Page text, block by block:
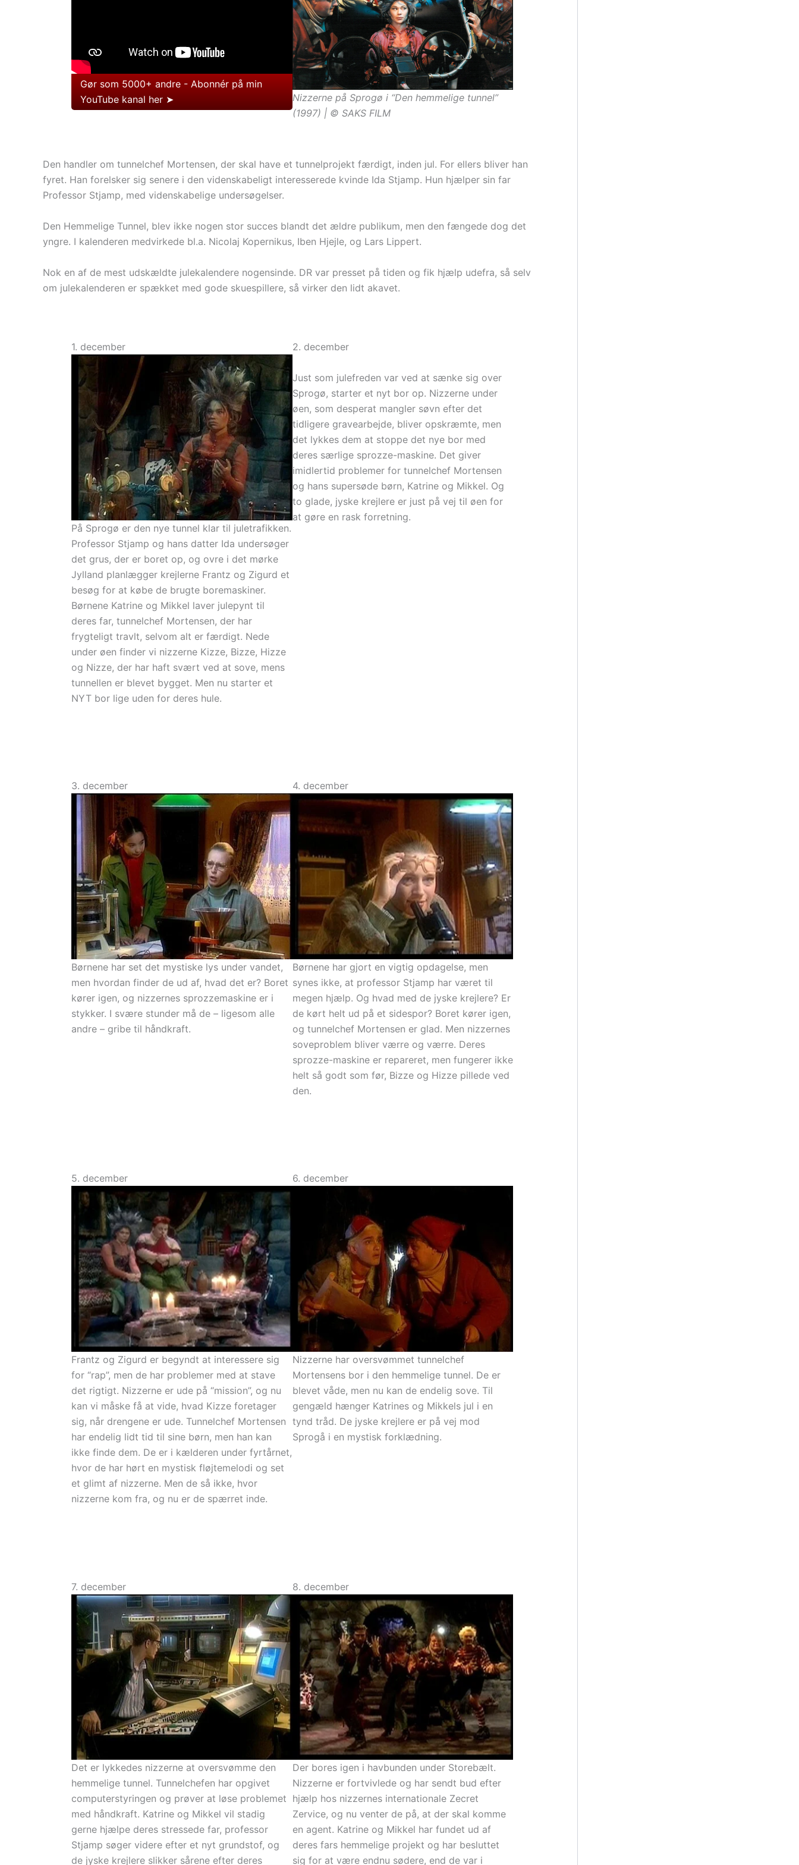
Gør som 5000+ andre - Abonnér på min
YouTube kanal her ➤
Nizzerne på Sprogø i “Den hemmelige tunnel”
(1997) | © SAKS FILM
Den handler om tunnelchef Mortensen, der skal have et tunnelprojekt færdigt, inden jul. For ellers bliver han
fyret. Han forelsker sig senere i den videnskabeligt interesserede kvinde Ida Stjamp. Hun hjælper sin far
Professor Stjamp, med videnskabelige undersøgelser.
Den Hemmelige Tunnel, blev ikke nogen stor succes blandt det ældre publikum, men den fængede dog det
yngre. I kalenderen medvirkede bl.a. Nicolaj Kopernikus, Iben Hjejle, og Lars Lippert.
Nok en af de mest udskældte julekalendere nogensinde. DR var presset på tiden og fik hjælp udefra, så selv
om julekalenderen er spækket med gode skuespillere, så virker den lidt akavet.
1. december
På Sprogø er den nye tunnel klar til juletrafikken.
Professor Stjamp og hans datter Ida undersøger
det grus, der er boret op, og ovre i det mørke
Jylland planlægger krejlerne Frantz og Zigurd et
besøg for at købe de brugte boremaskiner.
Børnene Katrine og Mikkel laver julepynt til
deres far, tunnelchef Mortensen, der har
frygteligt travlt, selvom alt er færdigt. Nede
under øen finder vi nizzerne Kizze, Bizze, Hizze
og Nizze, der har haft svært ved at sove, mens
tunnellen er blevet bygget. Men nu starter et
NYT bor lige uden for deres hule.
2. december
Just som julefreden var ved at sænke sig over
Sprogø, starter et nyt bor op. Nizzerne under
øen, som desperat mangler søvn efter det
tidligere gravearbejde, bliver opskræmte, men
det lykkes dem at stoppe det nye bor med
deres særlige sprozze-maskine. Det giver
imidlertid problemer for tunnelchef Mortensen
og hans supersøde børn, Katrine og Mikkel. Og
to glade, jyske krejlere er just på vej til øen for
at gøre en rask forretning.
3. december
Børnene har set det mystiske lys under vandet,
men hvordan finder de ud af, hvad det er? Boret
kører igen, og nizzernes sprozzemaskine er i
stykker. I svære stunder må de – ligesom alle
andre – gribe til håndkraft.
4. december
Børnene har gjort en vigtig opdagelse, men
synes ikke, at professor Stjamp har været til
megen hjælp. Og hvad med de jyske krejlere? Er
de kørt helt ud på et sidespor? Boret kører igen,
og tunnelchef Mortensen er glad. Men nizzernes
soveproblem bliver værre og værre. Deres
sprozze-maskine er repareret, men fungerer ikke
helt så godt som før, Bizze og Hizze pillede ved
den.
5. december
Frantz og Zigurd er begyndt at interessere sig
for “rap”, men de har problemer med at stave
det rigtigt. Nizzerne er ude på “mission”, og nu
kan vi måske få at vide, hvad Kizze foretager
sig, når drengene er ude. Tunnelchef Mortensen
har endelig lidt tid til sine børn, men han kan
ikke finde dem. De er i kælderen under fyrtårnet,
hvor de har hørt en mystisk fløjtemelodi og set
et glimt af nizzerne. Men de så ikke, hvor
nizzerne kom fra, og nu er de spærret inde.
6. december
Nizzerne har oversvømmet tunnelchef
Mortensens bor i den hemmelige tunnel. De er
blevet våde, men nu kan de endelig sove. Til
gengæld hænger Katrines og Mikkels jul i en
tynd tråd. De jyske krejlere er på vej mod
Sprogå i en mystisk forklædning.
7. december
Det er lykkedes nizzerne at oversvømme den
hemmelige tunnel. Tunnelchefen har opgivet
computerstyringen og prøver at løse problemet
med håndkraft. Katrine og Mikkel vil stadig
gerne hjælpe deres stressede far, professor
Stjamp søger videre efter et nyt grundstof, og
de jyske krejlere slikker sårene efter deres
8. december
Der bores igen i havbunden under Storebælt.
Nizzerne er fortvivlede og har sendt bud efter
hjælp hos nizzernes internationale Zecret
Zervice, og nu venter de på, at der skal komme
en agent. Katrine og Mikkel har fundet ud af
deres fars hemmelige projekt og har besluttet
sig for at være endnu sødere, end de var i